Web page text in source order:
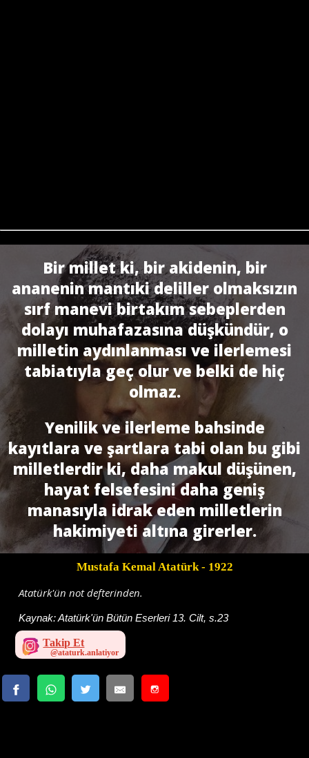
Bir millet ki, bir akidenin, bir
ananenin mantıki deliller olmaksızın
sırf manevi birtakım sebeplerden
dolayı muhafazasına düşkündür, o
milletin aydınlanması ve ilerlemesi
tabiatıyla geç olur ve belki de hiç
olmaz.
Yenilik ve ilerleme bahsinde
kayıtlara ve şartlara tabi olan bu gibi
milletlerdir ki, daha makul düşünen,
hayat felsefesini daha geniş
manasıyla idrak eden milletlerin
hakimiyeti altına girerler.
Mustafa Kemal Atatürk- 1922
Atatürk'ün not defterinden.
Kaynak:Atatürk'ün Bütün Eserleri 13. Cilt, s.23
Takip Et